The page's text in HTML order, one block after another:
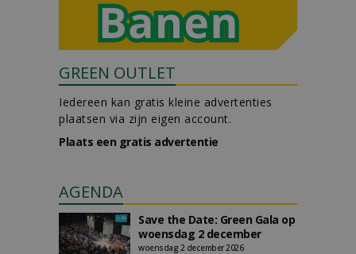
GREEN OUTLET
Iedereen kan gratis kleine advertenties
plaatsen via zijn eigen account.
Plaats een gratis advertentie
AGENDA
Save the Date: Green Gala op
woensdag 2 december
woensdag 2 december 2026